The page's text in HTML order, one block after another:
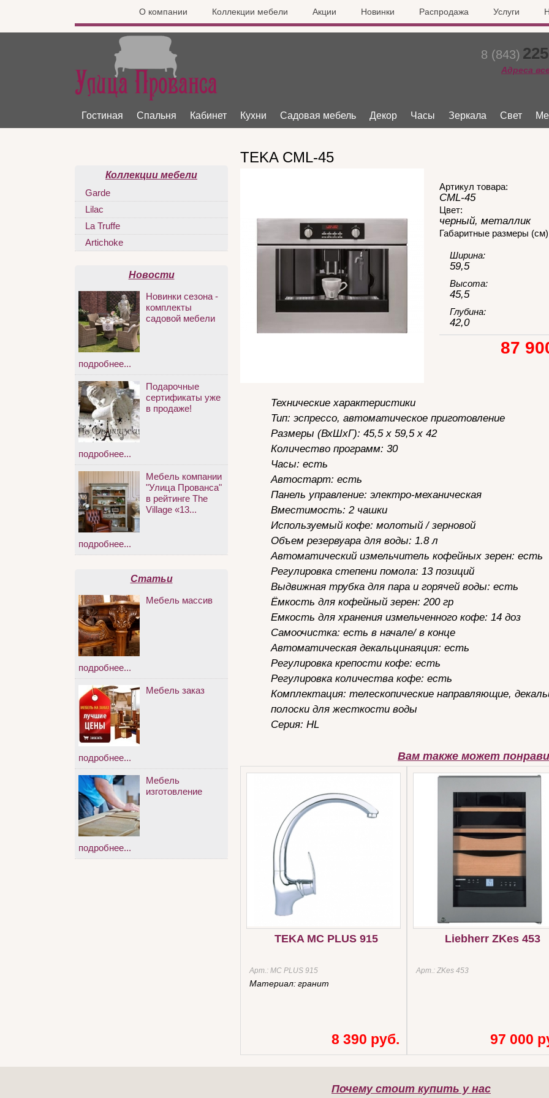
О компании Коллекции мебели Акции Новинки Распродажа Услуги
8 (843)
Адреса
Гостиная Спальня Кабинет Кухни Садовая мебель Декор Часы Зеркала Свет
TEKA CML-45
Артикул товара:
CML-45
Цвет:
черный, металлик
Габаритные размеры
Ширина:
59,5
Высота:
45,5
Глубина:
42,0
87
Технические характеристики
Тип: эспрессо, автоматическое приготовление
Размеры (ВхШхГ): 45,5 х 59,5 х 42
Количество программ: 30
Часы: есть
Автостарт: есть
Панель управление: электро-механическая
Вместимость: 2 чашки
Используемый кофе: молотый / зерновой
Объем резервуара для воды: 1.8 л
Автоматический измельчитель кофейных зерен: есть
Регулировка степени помола: 13 позиций
Выдвижная трубка для пара и горячей воды: есть
Ёмкость для кофейный зерен: 200 гр
Емкость для хранения измельченного кофе: 14 доз
Самоочистка: есть в начале/ в конце
Автоматическая декальцинаяция: есть
Регулировка крепости кофе: есть
Регулировка количества кофе: есть
Комплектация: телескопические направляющие,
полоски для жесткости воды
Серия: HL
Вам также может
TEKA MC PLUS 915
Арт.: MC PLUS 915
Материал:гранит
8 390 руб.
Liebherr ZKes 453
Арт.: ZKes 453
97 000
Коллекции мебели
Garde
Lilac
La Truffe
Artichoke
Новости
Новинки сезона -
комплекты
садовой мебели
подробнее...
Подарочные
сертификаты уже
в продаже!
подробнее...
Мебель компании
"Улица Прованса"
в рейтинге The
Village «13...
подробнее...
Статьи
Мебель массив
подробнее...
Мебель заказ
подробнее...
Мебель
изготовление
подробнее...
Почему стоит купить у нас